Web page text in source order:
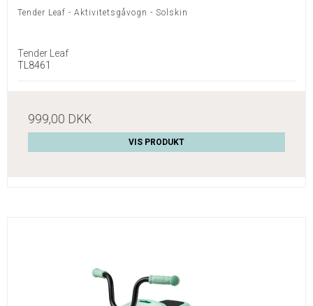
Tender Leaf - Aktivitetsgåvogn - Solskin
Tender Leaf
TL8461
999,00 DKK
VIS PRODUKT